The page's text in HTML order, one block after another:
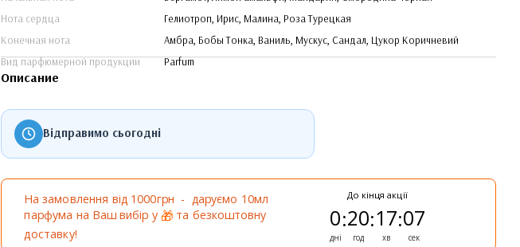
Нота сердца
Гелиотроп, Ирис, Малина, Роза Турецкая
Конечная нота
Амбра, Бобы Тонка, Ваниль, Мускус, Сандал, Цукор Коричневий
Вид парфюмерной продукции
Parfum
Описание
Відправимо сьогодні
На замовлення від 1000грн - даруємо 10мл
парфума на Ваш вибір у 🎁 та безкоштовну
доставку!
До кінця акції
0
дні
:20
год
:17
хв
:07
сек